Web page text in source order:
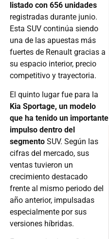
listado con 656 unidades
registradas durante junio.
Esta SUV continúa siendo
una de las apuestas más
fuertes de Renault gracias a
su espacio interior, precio
competitivo y trayectoria.
El quinto lugar fue para la
Kia Sportage, un modelo
que ha tenido un importante
impulso dentro del
segmento SUV. Según las
cifras del mercado, sus
ventas tuvieron un
crecimiento destacado
frente al mismo periodo del
año anterior, impulsadas
especialmente por sus
versiones híbridas.